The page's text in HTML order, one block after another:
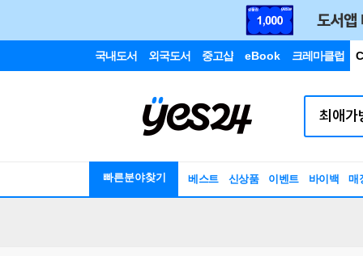
국내도서 외국도서 중고샵 eBook 크레마클럽
빠른분야찾기 베스트 신상품 이벤트 바이백 매